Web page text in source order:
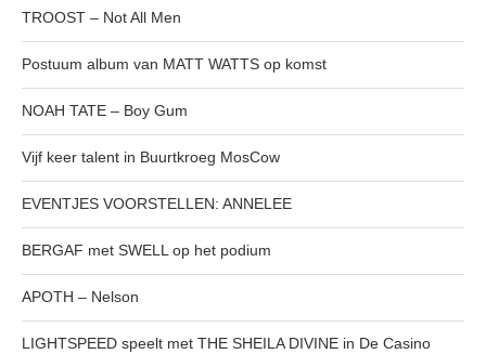
TROOST – Not All Men
Postuum album van MATT WATTS op komst
NOAH TATE – Boy Gum
Vijf keer talent in Buurtkroeg MosCow
EVENTJES VOORSTELLEN: ANNELEE
BERGAF met SWELL op het podium
APOTH – Nelson
LIGHTSPEED speelt met THE SHEILA DIVINE in De Casino